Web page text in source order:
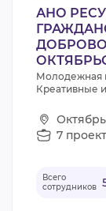
АНО
Молодежная
Креативные
7
Всего
сотрудников